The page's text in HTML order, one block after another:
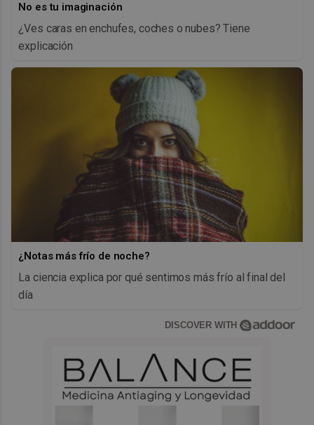
No es tu imaginación
¿Ves caras en enchufes, coches o nubes? Tiene
explicación
¿Notas más frío de noche?
La ciencia explica por qué sentimos más frío al final del
día
DISCOVER WITH